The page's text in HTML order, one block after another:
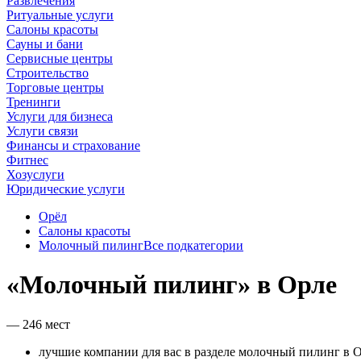
Ритуальные услуги
Салоны красоты
Сауны и бани
Сервисные центры
Строительство
Торговые центры
Тренинги
Услуги для бизнеса
Услуги связи
Финансы и страхование
Фитнес
Хозуслуги
Юридические услуги
Орёл
Салоны красоты
Молочный пилингВсе подкатегории
«Молочный пилинг» в Орле
— 246 мест
лучшие компании для вас в разделе молочный пилинг в